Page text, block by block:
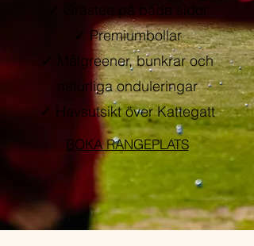
✓ Grästee på båda sidor
✓ Premiumbollar
✓ Målgreener, bunkrar och
naturliga onduleringar
✓ Havsutsikt över Kattegatt
BOKA RANGEPLATS